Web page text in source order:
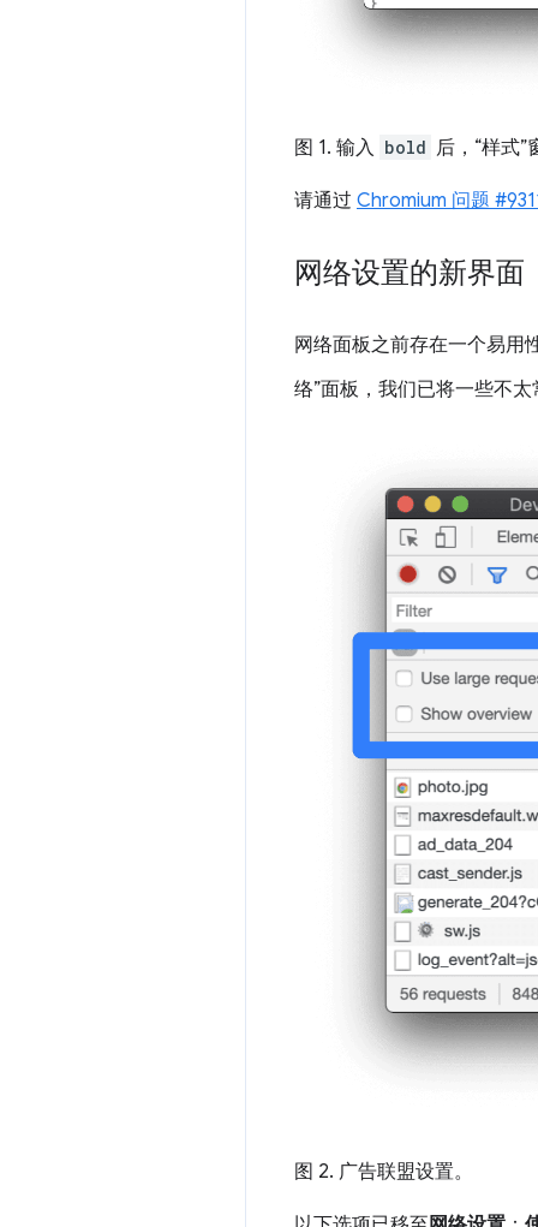
图 1. 输入 bold 后，“样式
请通过 Chromium 问题
网络设置的新界面
网络面板之前存在一个易用
络”面板，我们已将一些不
图 2. 广告联盟设置。